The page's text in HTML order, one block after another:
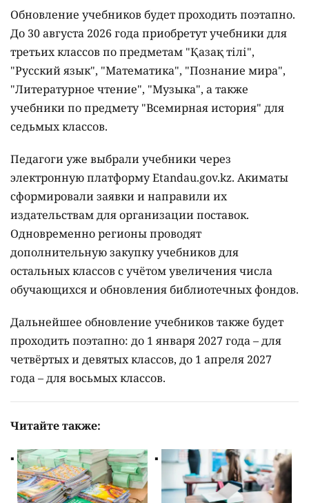
Обновление учебников будет проходить поэтапно.
До 30 августа 2026 года приобретут учебники для
третьих классов по предметам "Қазақ тілі",
"Русский язык", "Математика", "Познание мира",
"Литературное чтение", "Музыка", а также
учебники по предмету "Всемирная история" для
седьмых классов.
Педагоги уже выбрали учебники через
электронную платформу Etandau.gov.kz. Акиматы
сформировали заявки и направили их
издательствам для организации поставок.
Одновременно регионы проводят
дополнительную закупку учебников для
остальных классов с учётом увеличения числа
обучающихся и обновления библиотечных фондов.
Дальнейшее обновление учебников также будет
проходить поэтапно: до 1 января 2027 года – для
четвёртых и девятых классов, до 1 апреля 2027
года – для восьмых классов.
Читайте также: